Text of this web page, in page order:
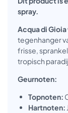
spray.
Acqua di Gioia
tegenhanger
frisse,
tropisch
Geurnoten:
Topnoten:
Hartnoten: